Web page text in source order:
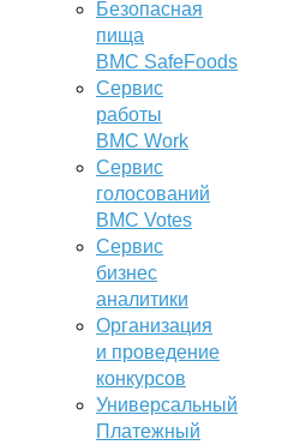
Безопасная
пища
BMC SafeFoods
Сервис
работы
BMC Work
Сервис
голосований
BMC Votes
Сервис
бизнес
аналитики
Организация
и проведение
конкурсов
Универсальный
Платежный